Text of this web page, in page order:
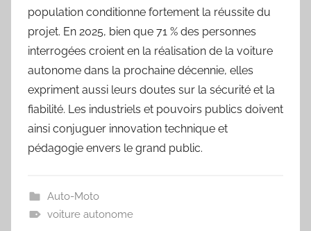
population conditionne fortement la réussite du
projet. En 2025, bien que 71 % des personnes
interrogées croient en la réalisation de la voiture
autonome dans la prochaine décennie, elles
expriment aussi leurs doutes sur la sécurité et la
fiabilité. Les industriels et pouvoirs publics doivent
ainsi conjuguer innovation technique et
pédagogie envers le grand public.
Auto-Moto
voiture autonome